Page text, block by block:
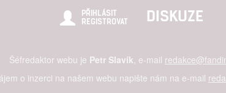
PŘIHLÁSIT
REGISTROVAT
DISKUZE
Šéfredaktor webu je Petr Slavík , e-mail
o inzerci na našem webu napište nám na e-mail